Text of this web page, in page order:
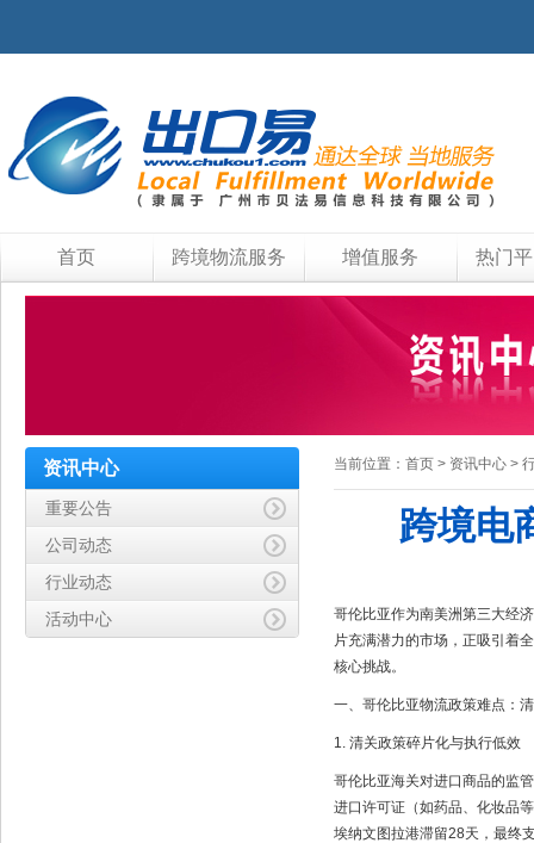
首页 跨境物流服务 增值服务 热门
资讯中心
重要公告
公司动态
行业动态
活动中心
当前位置： 首页 > 资讯中心 >
跨境电
哥伦比亚作为南美洲第三大经
片充满潜力的市场，正吸引着
核心挑战。
一、哥伦比亚物流政策难点：
1. 清关政策碎片化与执行低效
哥伦比亚海关对进口商品的监
进口许可证（如药品、化妆品
埃纳文图拉港滞留28天，最终